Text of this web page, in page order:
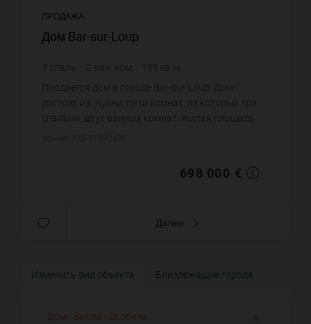
ПРОДАЖА
Дом Bar-sur-Loup
3 спаль. 2 ван. ком. 165 кв.м.
Продается дом в городе Bar-sur-Loup. Дом
состоит из : кухни, пяти комнат, из которых три
спальни, двух ванных комнат. Жилая площадь
698 000 €
Далее
Изменить вид объекта Близлежащие города
Дом - Вилла - Особняк